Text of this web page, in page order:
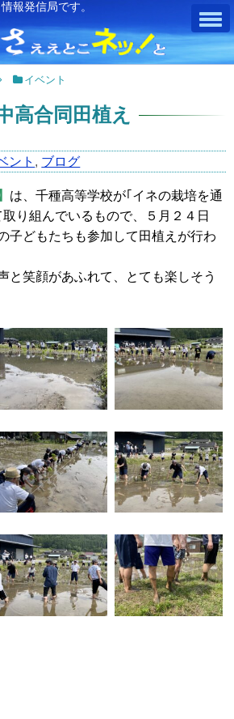
報発信局です。
イベント
高合同田植え
ント , ブログ
は、千種高等学校が｢イネの栽培を通
り組んでいるもので、５月２４日
子どもたちも参加して田植えが行わ
と笑顔があふれて、とても楽しそう